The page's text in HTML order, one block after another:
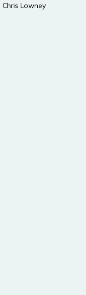
Lowney